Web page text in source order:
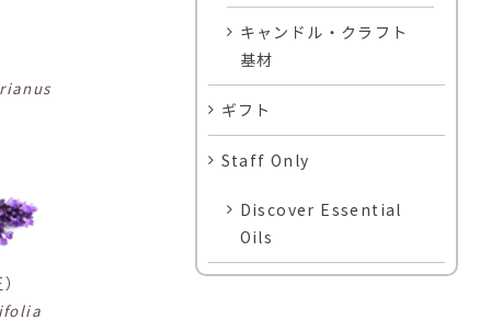
キャンドル・クラフト
基材
ギフト
Staff Only
Discover Essential
Oils